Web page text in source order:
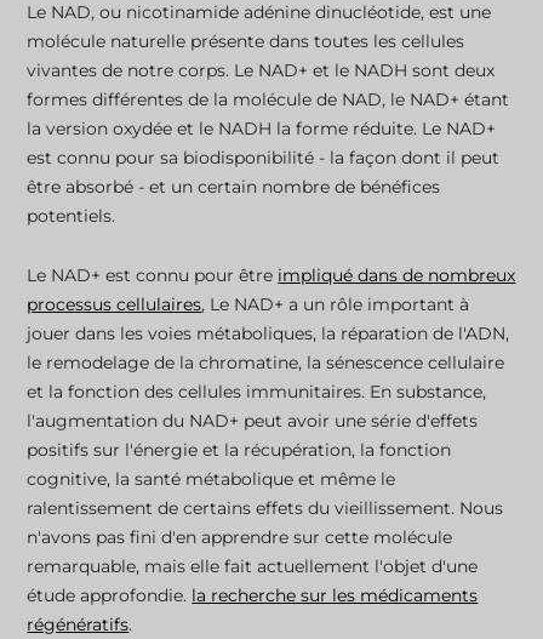
Le NAD, ou nicotinamide adénine dinucléotide, est une
molécule naturelle présente dans toutes les cellules
vivantes de notre corps. Le NAD+ et le NADH sont deux
formes différentes de la molécule de NAD, le NAD+ étant
la version oxydée et le NADH la forme réduite. Le NAD+
est connu pour sa biodisponibilité - la façon dont il peut
être absorbé - et un certain nombre de bénéfices
potentiels.
Le NAD+ est connu pour être impliqué dans de nombreux
processus cellulaires, Le NAD+ a un rôle important à
jouer dans les voies métaboliques, la réparation de l'ADN,
le remodelage de la chromatine, la sénescence cellulaire
et la fonction des cellules immunitaires. En substance,
l'augmentation du NAD+ peut avoir une série d'effets
positifs sur l'énergie et la récupération, la fonction
cognitive, la santé métabolique et même le
ralentissement de certains effets du vieillissement. Nous
n'avons pas fini d'en apprendre sur cette molécule
remarquable, mais elle fait actuellement l'objet d'une
étude approfondie. la recherche sur les médicaments
régénératifs.